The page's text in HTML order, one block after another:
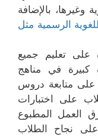
وغيرها، بالإضافة
الرسمية مثل
على تعليم جميع
كبيرة في مناهج
على متابعة دروس
على اختبارات
العمل المطبوع
نجاح الطلاب